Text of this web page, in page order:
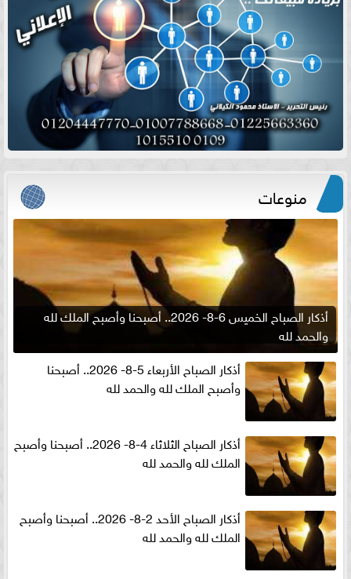
منوعات
أذكار الصباح الخميس 6-8- 2026.. أصبحنا وأصبح الملك لله
والحمد لله
أذكار الصباح الأربعاء 5-8- 2026.. أصبحنا
وأصبح الملك لله والحمد لله
أذكار الصباح الثلاثاء 4-8- 2026.. أصبحنا وأصبح
الملك لله والحمد لله
أذكار الصباح الأحد 2-8- 2026.. أصبحنا وأصبح
الملك لله والحمد لله